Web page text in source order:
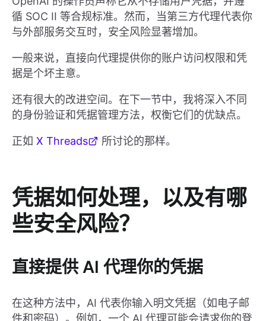
循 SOC II 等合规标准。然而，当第三方代理代表你
与外部服务交互时，安全风险显著增加。
一般来说，直接向代理提供你的账户访问权限和凭
据是个坏主意。
还有很大的改进空间。在下一节中，我将深入不同
的身份验证和凭据管理方法，权衡它们的优缺点。
正如 X Threads 所讨论的那样。
凭据如何处理，以及有哪
些安全风险？
直接提供 AI 代理你的凭据
在这种方法中，AI 代表你输入明文凭据（如电子邮
件和密码）。例如，一个 AI 代理可能会请求你的登